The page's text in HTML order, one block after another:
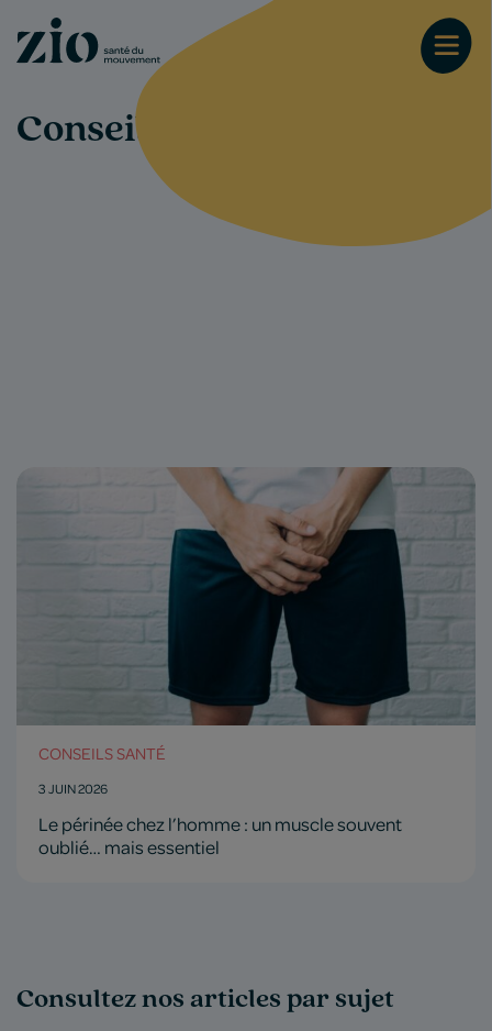
Conseils-santé
CONSEILS SANTÉ
3 JUIN 2026
Le périnée chez l’homme : un muscle souvent
oublié… mais essentiel
Consultez nos articles par sujet